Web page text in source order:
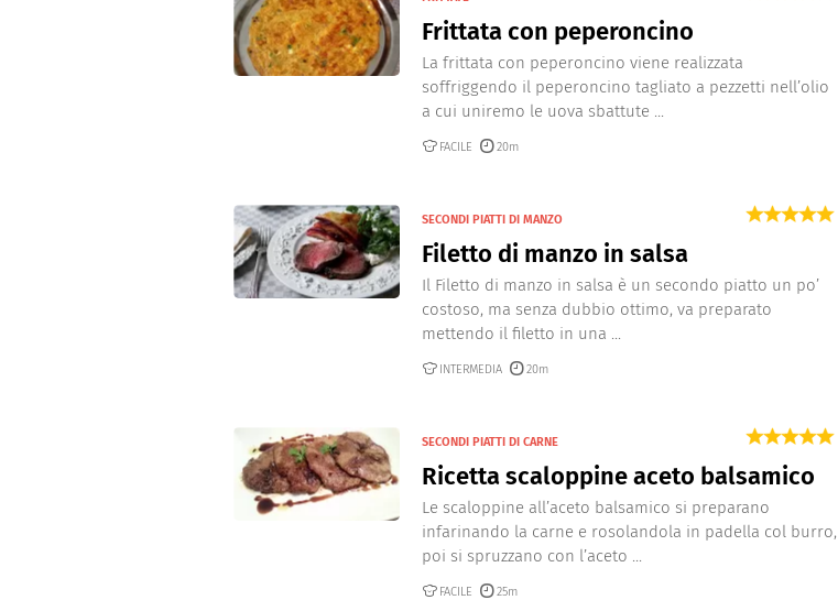
Dolci
San Valentino
Secondi piatti
Contorni
Bevande
Formaggi
Piatti alternativi
Bimby
Frittata con peperoncino
La frittata con peperoncino viene realizzata
soffriggendo il peperoncino tagliato a pezzetti nell’olio
a cui uniremo le uova sbattute ...
FACILE 20m
SECONDI PIATTI DI MANZO
Filetto di manzo in salsa
Il Filetto di manzo in salsa è un secondo piatto un po’
costoso, ma senza dubbio ottimo, va preparato
mettendo il filetto in una ...
INTERMEDIA 20m
SECONDI PIATTI DI CARNE
Ricetta scaloppine aceto balsamico
Le scaloppine all’aceto balsamico si preparano
infarinando la carne e rosolandola in padella col burro,
poi si spruzzano con l’aceto ...
FACILE 25m